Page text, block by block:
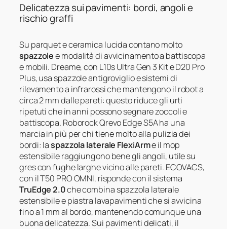
Delicatezza sui pavimenti: bordi, angoli e
rischio graffi
Su parquet e ceramica lucida contano molto
spazzolee modalità di avvicinamento a battiscopa
e mobili. Dreame, con L10s Ultra Gen 3 Kit e D20 Pro
Plus, usa spazzole antigroviglio e sistemi di
rilevamento a infrarossi che mantengono il robot a
circa 2 mm dalle pareti: questo riduce gli urti
ripetuti che in anni possono segnare zoccoli e
battiscopa. Roborock Qrevo Edge S5A ha una
marcia in più per chi tiene molto alla pulizia dei
bordi: laspazzola laterale FlexiArme il mop
estensibile raggiungono bene gli angoli, utile su
gres con fughe larghe vicino alle pareti. ECOVACS,
con il T50 PRO OMNI, risponde con il sistema
TruEdge 2.0che combina spazzola laterale
estensibile e piastra lavapavimenti che si avvicina
fino a 1 mm al bordo, mantenendo comunque una
buona delicatezza. Sui pavimenti delicati, il